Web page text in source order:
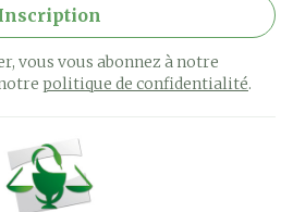
vous vous abonnez à notre
politique de confidentialité.